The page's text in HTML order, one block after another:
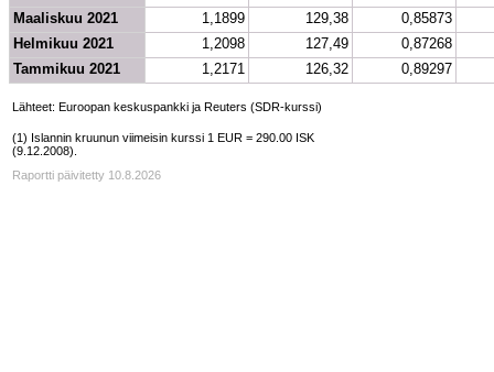
Maaliskuu 2021
1,1899 129,38
0,85873
Helmikuu 2021
1,2098 127,49
0,87268
Tammikuu 2021
1,2171 126,32 0,89297
Lähteet: Euroopan keskuspankki ja Reuters (SDR-kurssi)
(1) Islannin kruunun viimeisin kurssi 1 EUR = 290.00 ISK
(9.12.2008).
Raportti päivitetty 10.8.2026